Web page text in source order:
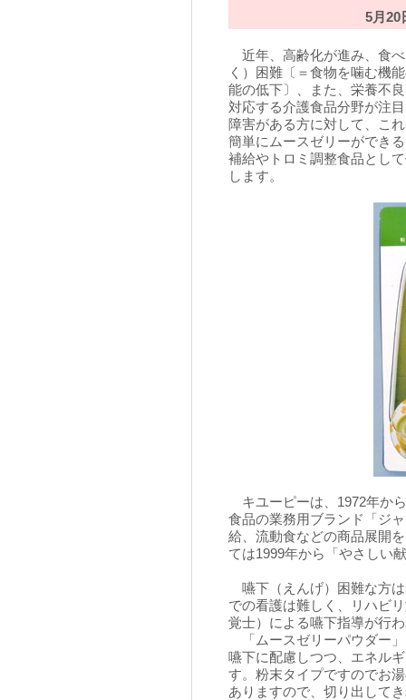
5月20
近年、高齢化が進み、食
く）困難〔＝食物を噛む機
能の低下〕、また、栄養不
対応する介護食品分野が注
障害がある方に対して、こ
簡単にムースゼリーができ
補給やトロミ調整食品とし
します。
キユーピーは、1972年か
食品の業務用ブランド「ジ
給、流動食などの商品展開
ては1999年から「やさしい
嚥下（えんげ）困難な方
での看護は難しく、リハビ
覚士）による嚥下指導が行
「ムースゼリーパウダー
嚥下に配慮しつつ、エネル
す。粉末タイプですのでお
ありますので、切り出して